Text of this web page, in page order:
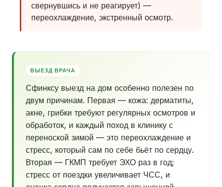
свернувшись и не реагирует) —
переохлаждение, экстренный осмотр.
ВЫЕЗД ВРАЧА
Сфинксу выезд на дом особенно полезен по
двум причинам. Первая — кожа: дерматиты,
акне, грибки требуют регулярных осмотров и
обработок, и каждый поход в клинику с
переноской зимой — это переохлаждение и
стресс, который сам по себе бьёт по сердцу.
Вторая — ГКМП требует ЭХО раз в год;
стресс от поездки увеличивает ЧСС, и